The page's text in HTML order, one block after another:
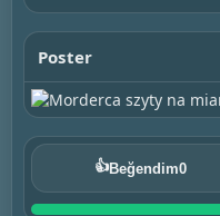
Poster
👍Beğendim0